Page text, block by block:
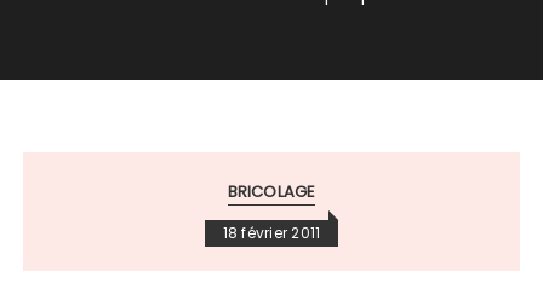
BRICOLAGE
18 février 2011